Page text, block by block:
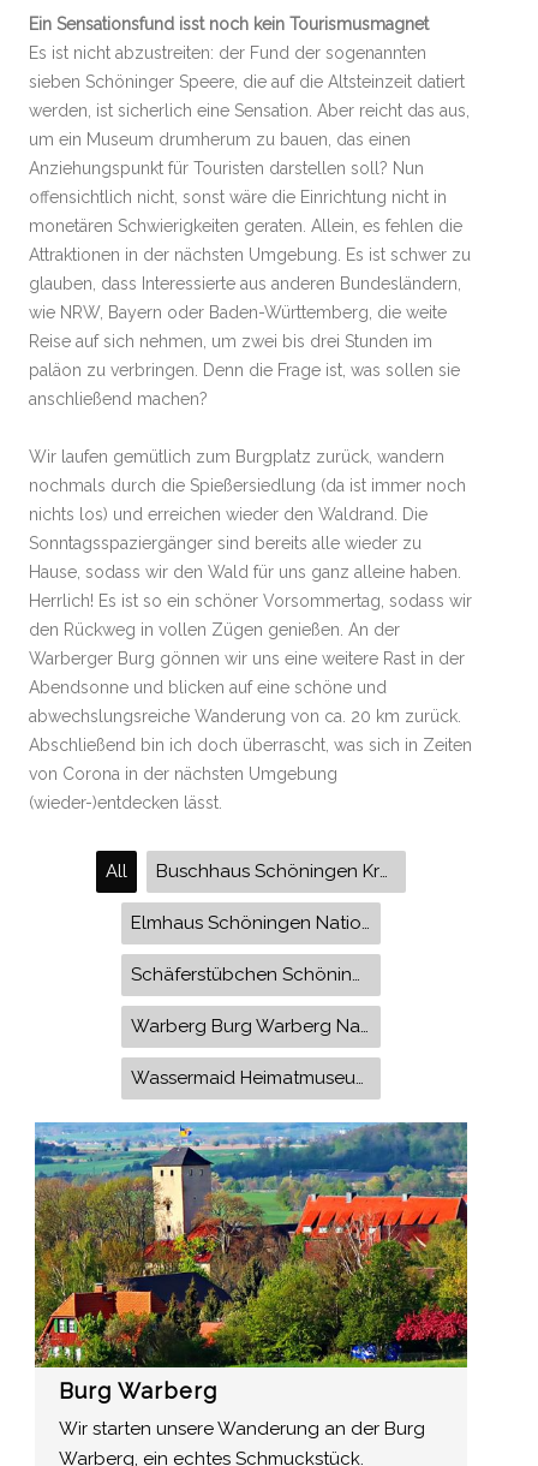
Ein Sensationsfund isst noch kein Tourismusmagnet
Es ist nicht abzustreiten: der Fund der sogenannten
sieben Schöninger Speere, die auf die Altsteinzeit datiert
werden, ist sicherlich eine Sensation. Aber reicht das aus,
um ein Museum drumherum zu bauen, das einen
Anziehungspunkt für Touristen darstellen soll? Nun
offensichtlich nicht, sonst wäre die Einrichtung nicht in
monetären Schwierigkeiten geraten. Allein, es fehlen die
Attraktionen in der nächsten Umgebung. Es ist schwer zu
glauben, dass Interessierte aus anderen Bundesländern,
wie NRW, Bayern oder Baden-Württemberg, die weite
Reise auf sich nehmen, um zwei bis drei Stunden im
paläon zu verbringen. Denn die Frage ist, was sollen sie
anschließend machen?
Wir laufen gemütlich zum Burgplatz zurück, wandern
nochmals durch die Spießersiedlung (da ist immer noch
nichts los) und erreichen wieder den Waldrand. Die
Sonntagsspaziergänger sind bereits alle wieder zu
Hause, sodass wir den Wald für uns ganz alleine haben.
Herrlich! Es ist so ein schöner Vorsommertag, sodass wir
den Rückweg in vollen Zügen genießen. An der
Warberger Burg gönnen wir uns eine weitere Rast in der
Abendsonne und blicken auf eine schöne und
abwechslungsreiche Wanderung von ca. 20 km zurück.
Abschließend bin ich doch überrascht, was sich in Zeiten
von Corona in der nächsten Umgebung
(wieder-)entdecken lässt.
All Buschhaus Schöningen Kraftwerk
Elmhaus Schöningen Nationalpark Elm-Lappwald Waldelefant
Schäferstübchen Schöningen Schloss Burgplatz paläon Schöninger Speere
Warberg Burg Warberg Naturpark Elm-Lappwald Elmgarten
Wassermaid Heimatmuseum Kirche St. Vincenz
Burg Warberg
Wir starten unsere Wanderung an der Burg
Warberg, ein echtes Schmuckstück.